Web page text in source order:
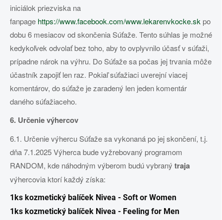
iniciálok priezviska na
fanpage https://www.facebook.com/www.lekarenvkocke.sk po
dobu 6 mesiacov od skončenia Súťaže. Tento súhlas je možné
kedykoľvek odvolať bez toho, aby to ovplyvnilo účasť v súťaži,
prípadne nárok na výhru. Do Súťaže sa počas jej trvania môže
účastník zapojiť len raz. Pokiaľ súťažiaci uverejní viacej
komentárov, do súťaže je zaradený len jeden komentár
daného súťažiaceho.
6. Určenie výhercov
6.1. Určenie výhercu Súťaže sa vykonaná po jej skončení, t.j.
dňa 7.1.2025 Výherca bude vyžrebovaný programom
RANDOM, kde náhodným výberom budú vybraný traja
výhercovia ktorí každý získa:
1ks kozmetický balíček Nivea - Soft or Women
1ks kozmetický balíček Nivea - Feeling for Men